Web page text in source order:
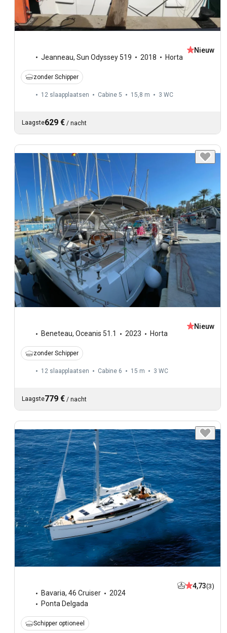
Jeanneau, Sun Odyssey 519 2018 Horta
Nieuw
zonder Schipper
12 slaapplaatsen Cabine 5 15,8 m 3 WC
Laagste629 € / nacht
Beneteau, Oceanis 51.1 2023 Horta
Nieuw
zonder Schipper
12 slaapplaatsen Cabine 6 15 m 3 WC
Laagste779 € / nacht
Bavaria, 46 Cruiser
2024
Ponta Delgada
4,73(3)
Schipper optioneel